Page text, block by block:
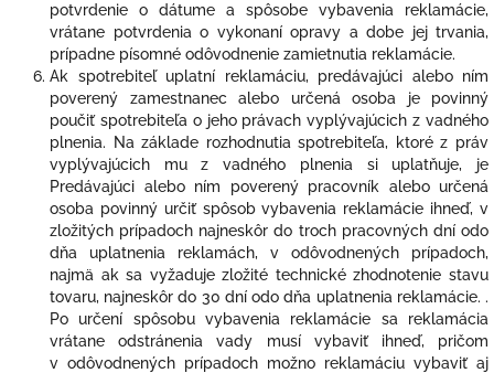
potvrdenie o dátume a spôsobe vybavenia reklamácie,
vrátane potvrdenia o vykonaní opravy a dobe jej trvania,
prípadne písomné odôvodnenie zamietnutia reklamácie.
Ak spotrebiteľ uplatní reklamáciu, predávajúci alebo ním
poverený zamestnanec alebo určená osoba je povinný
poučiť spotrebiteľa o jeho právach vyplývajúcich z vadného
plnenia. Na základe rozhodnutia spotrebiteľa, ktoré z práv
vyplývajúcich mu z vadného plnenia si uplatňuje, je
Predávajúci alebo ním poverený pracovník alebo určená
osoba povinný určiť spôsob vybavenia reklamácie ihneď, v
zložitých prípadoch najneskôr do troch pracovných dní odo
dňa uplatnenia reklamách, v odôvodnených prípadoch,
najmä ak sa vyžaduje zložité technické zhodnotenie stavu
tovaru, najneskôr do 30 dní odo dňa uplatnenia reklamácie. .
Po určení spôsobu vybavenia reklamácie sa reklamácia
vrátane odstránenia vady musí vybaviť ihneď, pričom
v odôvodnených prípadoch možno reklamáciu vybaviť aj